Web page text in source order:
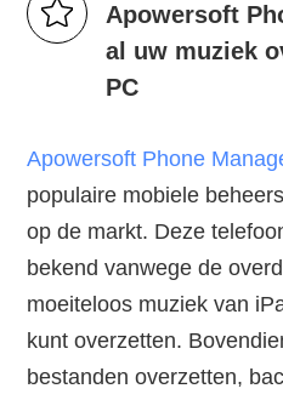
Apowersoft
al uw muziek
PC
Apowersoft Phone
populaire mobiele
op de markt. Deze
bekend vanwege de
moeiteloos muziek van
kunt overzetten.
bestanden overzetten,